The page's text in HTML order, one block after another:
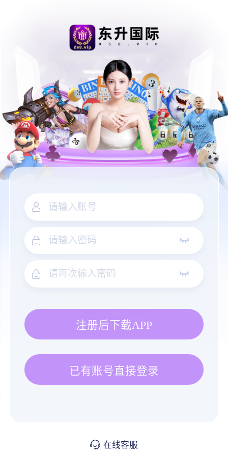
注册后下载APP
已有账号直接登录
在线客服